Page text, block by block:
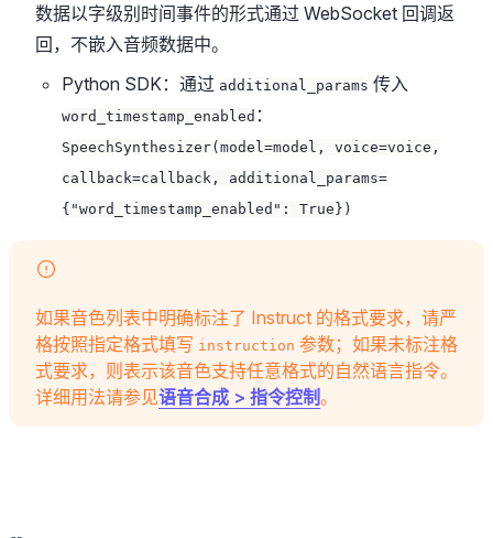
数据以字级别时间事件的形式通过 WebSocket 回调返
回，不嵌入音频数据中。
Python SDK：通过 additional_params 传入
word_timestamp_enabled ：
SpeechSynthesizer(model=model, voice=voice,
callback=callback, additional_params=
{"word_timestamp_enabled": True})
如果音色列表中明确标注了 Instruct 的格式要求，请严
格按照指定格式填写 instruction 参数；如果未标注格
式要求，则表示该音色支持任意格式的自然语言指令。
详细用法请参见语音合成 > 指令控制。